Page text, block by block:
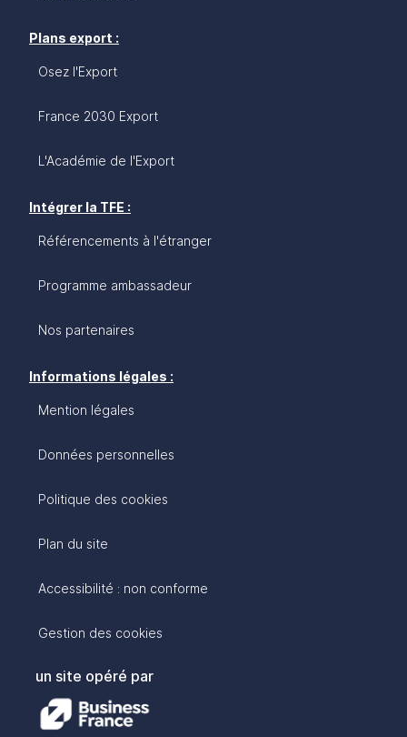
Plans export :
Osez l'Export
France 2030 Export
L'Académie de l'Export
Intégrer la TFE :
Référencements à l'étranger
Programme ambassadeur
Nos partenaires
Informations légales :
Mention légales
Données personnelles
Politique des cookies
Plan du site
Accessibilité : non conforme
Gestion des cookies
un site opéré par